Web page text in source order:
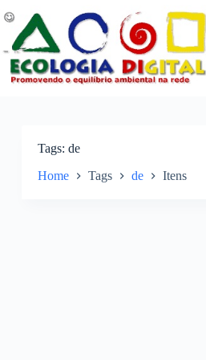
para
conteúdo
Tags de
Home Tags de Itens